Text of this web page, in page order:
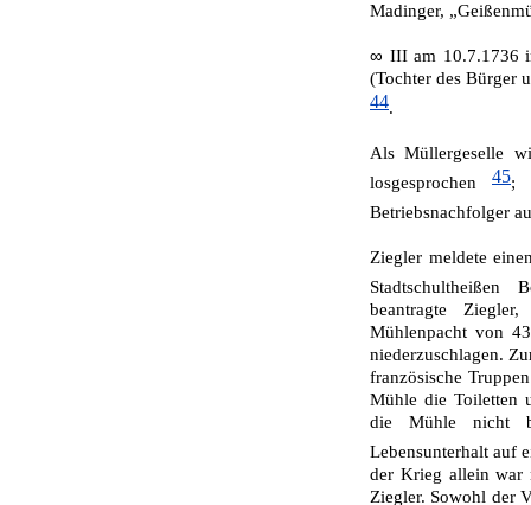
Madinger,
∞ III am 10.7.1736
(Tochter des Bürger
44.
Als Müllergeselle
losgesprochen 45;
Betriebsnachfolger
Ziegler meldete
beantragte
Mühlenpacht von
niederzuschlagen.
französische
Mühle die Toiletten
die Mühle nicht
Lebensunterhalt auf
der Krieg allein war
Ziegler. Sowohl der